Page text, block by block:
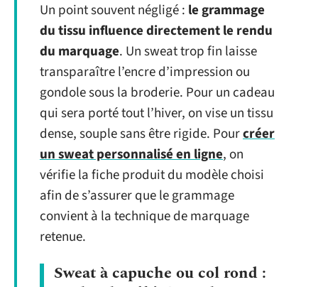
Un point souvent négligé : le grammage
du tissu influence directement le rendu
du marquage. Un sweat trop fin laisse
transparaître l’encre d’impression ou
gondole sous la broderie. Pour un cadeau
qui sera porté tout l’hiver, on vise un tissu
dense, souple sans être rigide. Pourcréer
un sweat personnalisé en ligne, on
vérifie la fiche produit du modèle choisi
afin de s’assurer que le grammage
convient à la technique de marquage
retenue.
Sweat à capuche ou col rond :